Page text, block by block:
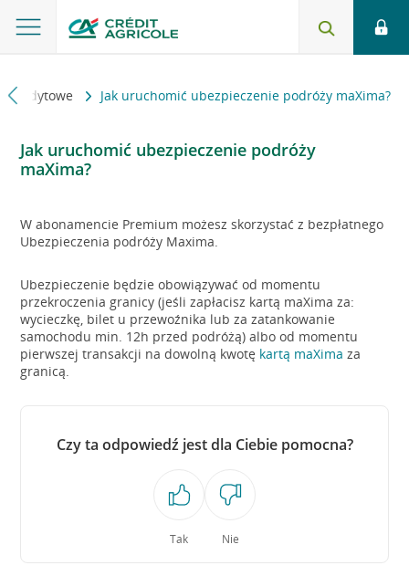
kredytowe Jak uruchomić ubezpieczenie podróży maXima?
Jak uruchomić ubezpieczenie podróży
maXima?
W abonamencie Premium możesz skorzystać z bezpłatnego
Ubezpieczenia podróży Maxima.
Ubezpieczenie będzie obowiązywać od momentu
przekroczenia granicy (jeśli zapłacisz kartą maXima za:
wycieczkę, bilet u przewoźnika lub za zatankowanie
samochodu min. 12h przed podróżą) albo od momentu
pierwszej transakcji na dowolną kwotę kartą maXima za
granicą.
Czy ta odpowiedź jest dla Ciebie pomocna?
Tak Nie